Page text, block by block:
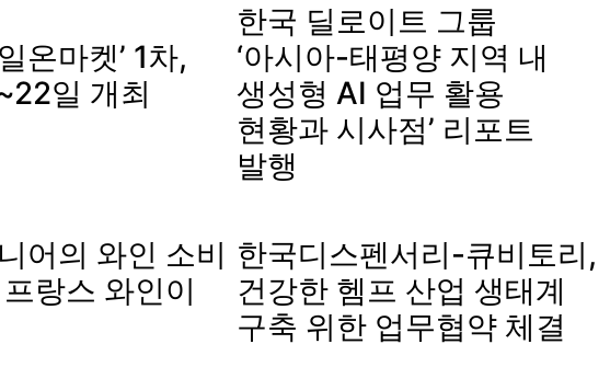
온마켓’ 1차,
일 개최
한국 딜로이트 그룹
‘아시아-태평양 지역 내
생성형 AI 업무 활용
현황과 시사점’ 리포트
발행
어의 와인 소비
랑스 와인이
한국디스펜서리-큐비토리,
건강한 헴프 산업 생태계
구축 위한 업무협약 체결